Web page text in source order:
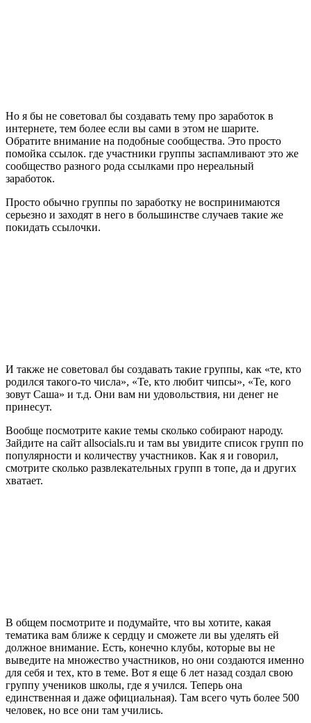
Но я бы не советовал бы создавать тему про заработок в
интернете, тем более если вы сами в этом не шарите.
Обратите внимание на подобные сообщества. Это просто
помойка ссылок. где участники группы заспамливают это же
сообщество разного рода ссылками про нереальный
заработок.
Просто обычно группы по заработку не воспринимаются
серьезно и заходят в него в большинстве случаев такие же
покидать ссылочки.
И также не советовал бы создавать такие группы, как «те, кто
родился такого-то числа», «Те, кто любит чипсы», «Те, кого
зовут Саша» и т.д. Они вам ни удовольствия, ни денег не
принесут.
Вообще посмотрите какие темы сколько собирают народу.
Зайдите на сайт allsocials.ru и там вы увидите список групп по
популярности и количеству участников. Как я и говорил,
смотрите сколько развлекательных групп в топе, да и других
хватает.
В общем посмотрите и подумайте, что вы хотите, какая
тематика вам ближе к сердцу и сможете ли вы уделять ей
должное внимание. Есть, конечно клубы, которые вы не
выведите на множество участников, но они создаются именно
для себя и тех, кто в теме. Вот я еще 6 лет назад создал свою
группу учеников школы, где я учился. Теперь она
единственная и даже официальная). Там всего чуть более 500
человек, но все они там учились.